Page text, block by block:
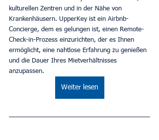
kulturellen Zentren und in der Nähe von
Krankenhäusern. UpperKey ist ein Airbnb-
Concierge, dem es gelungen ist, einen Remote-
Check-in-Prozess einzurichten, der es Ihnen
ermöglicht, eine nahtlose Erfahrung zu genießen
und die Dauer Ihres Mietverhältnisses
anzupassen.
Weiter lesen